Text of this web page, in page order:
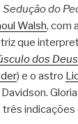
Sedução do
Walsh, com
que
dos
) e o astro
indicações